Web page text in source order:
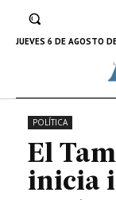
JUEVES 6 DE AGOSTO
POLÍTICA
El
inicia